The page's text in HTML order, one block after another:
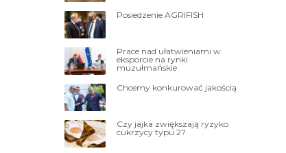
Posiedzenie AGRIFISH
Prace nad ułatwieniami w
eksporcie na rynki
muzułmańskie
Chcemy konkurować jakością
Czy jajka zwiększają ryzyko
cukrzycy typu 2?